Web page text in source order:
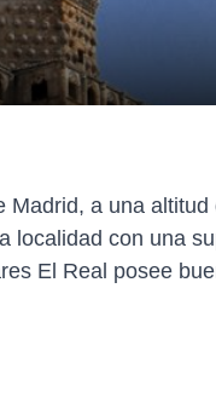
Madrid, a una altitud
localidad con una
El Real posee